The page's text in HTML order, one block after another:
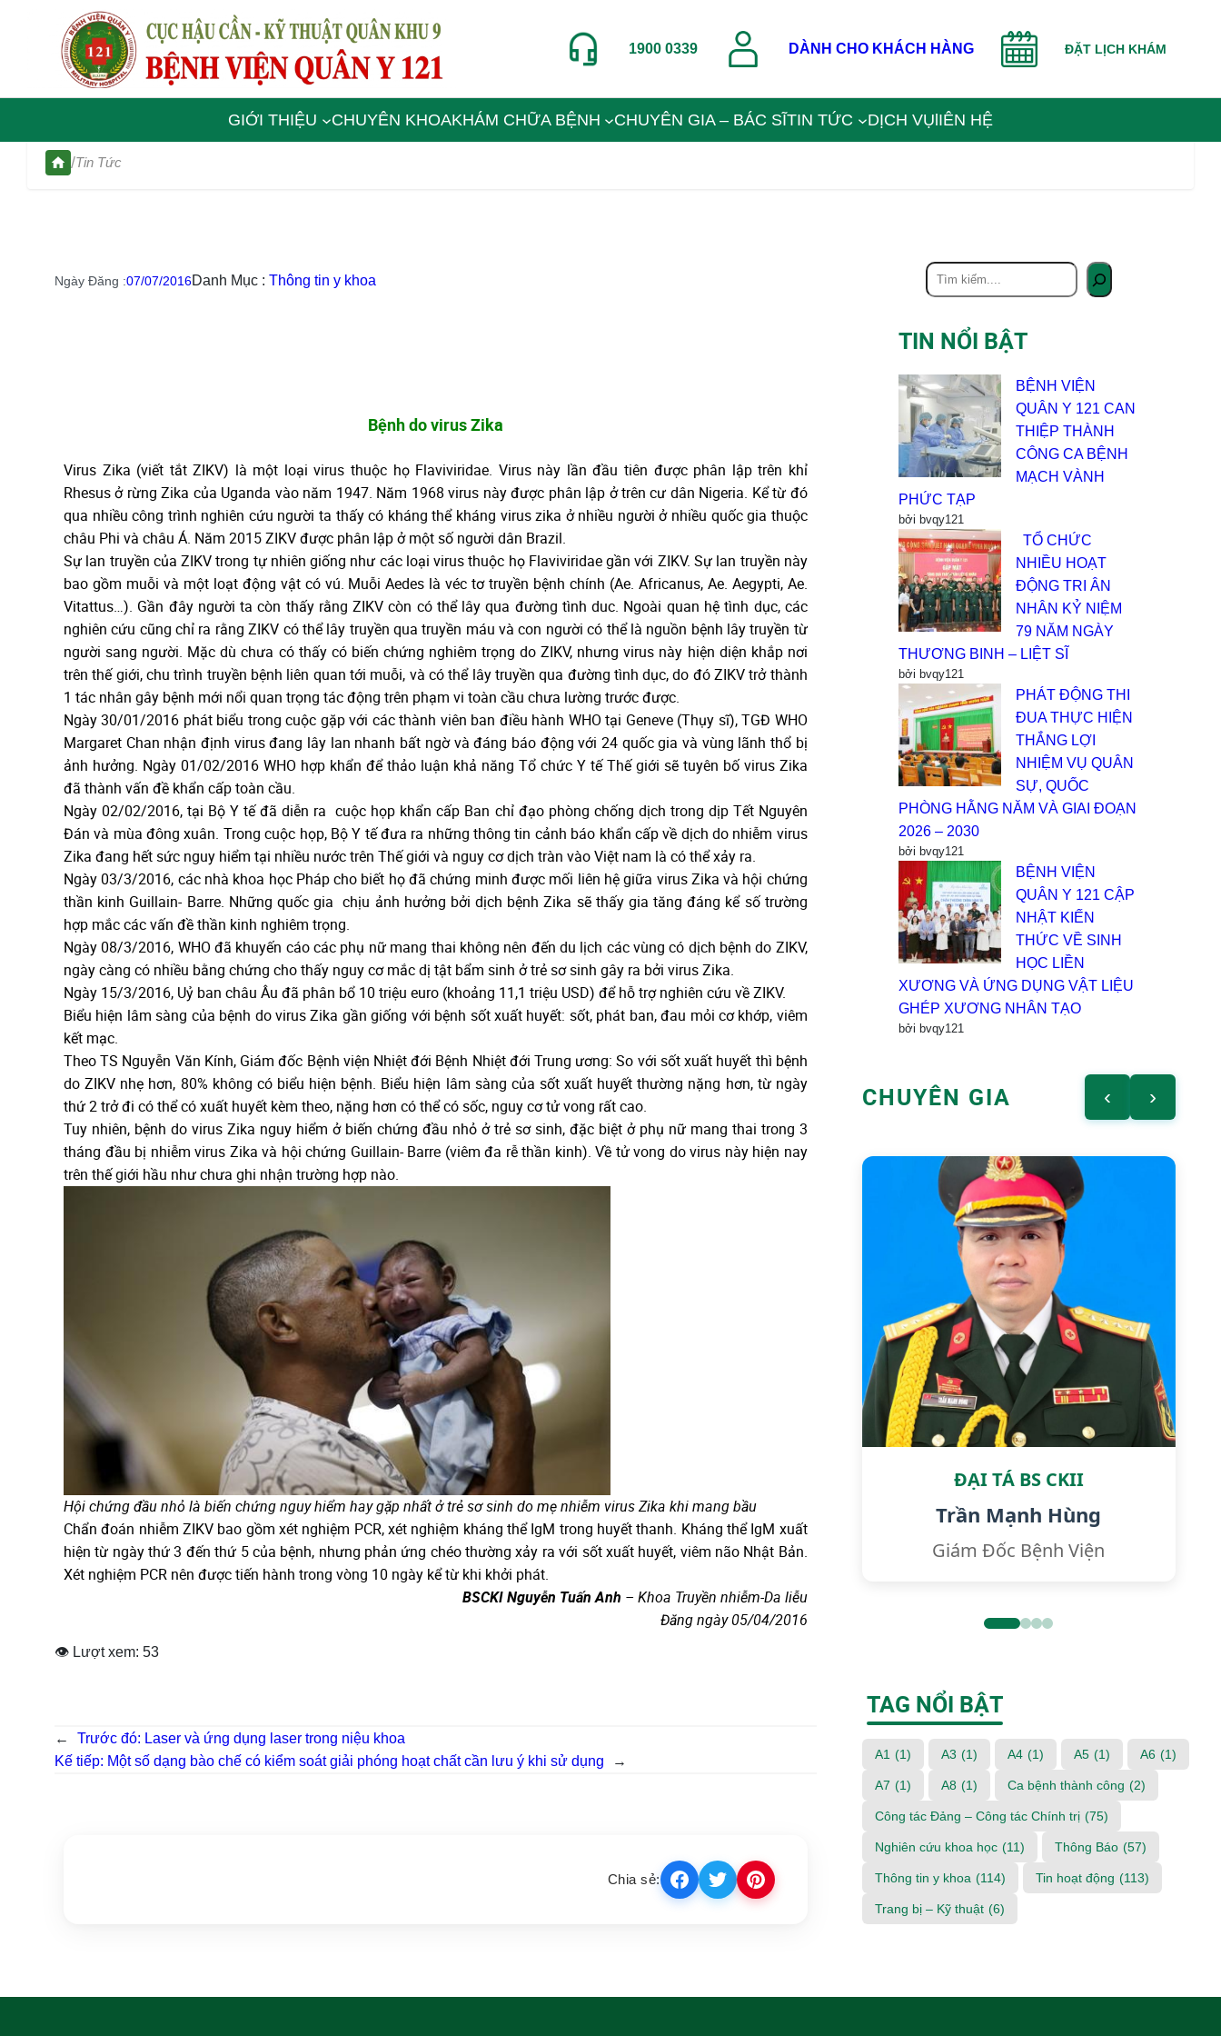
1900 0339 DÀNH CHO KHÁCH HÀNG ĐẶT LỊCH KHÁM
GIỚI THIỆU CHUYÊN KHOAKHÁM CHỮA BỆNH CHUYÊN GIA – BÁC SĨTIN TỨC DỊCH VỤ lIÊN HỆ
/Tin Tức
Ngày Đăng :07/07/2016Danh Mục : Thông tin y khoa
Bệnh do virus Zika
Virus Zika (viết tắt ZIKV) là một loại virus thuộc họ Flaviviridae. Virus này lần đầu tiên được phân lập trên khỉ
Rhesus ở rừng Zika của Uganda vào năm 1947. Năm 1968 virus này được phân lập ở trên cư dân Nigeria. Kể từ đó
qua nhiều công trình nghiên cứu người ta thấy có kháng thể kháng virus zika ở nhiều người ở nhiều quốc gia thuộc
châu Phi và châu Á. Năm 2015 ZIKV được phân lập ở một số người dân Brazil.
Sự lan truyền của ZIKV trong tự nhiên giống như các loại virus thuộc họ Flaviviridae gần với ZIKV. Sự lan truyền này
bao gồm muỗi và một loạt động vật có vú. Muỗi Aedes là véc tơ truyền bệnh chính (Ae. Africanus, Ae. Aegypti, Ae.
Vitattus…). Gần đây người ta còn thấy rằng ZIKV còn có thể lây qua đường tình duc. Ngoài quan hệ tình dục, các
nghiên cứu cũng chỉ ra rằng ZIKV có thể lây truyền qua truyền máu và con người có thể là nguồn bệnh lây truyền từ
người sang người. Mặc dù chưa có thấy có biến chứng nghiêm trọng do ZIKV, nhưng virus này hiện diện khắp nơi
trên thế giới, chu trình truyền bệnh liên quan tới muỗi, và có thể lây truyền qua đường tình dục, do đó ZIKV trở thành
1 tác nhân gây bệnh mới nổi quan trọng tác động trên phạm vi toàn cầu chưa lường trước được.
Ngày 30/01/2016 phát biểu trong cuộc gặp với các thành viên ban điều hành WHO tại Geneve (Thụy sĩ), TGĐ WHO
Margaret Chan nhận định virus đang lây lan nhanh bất ngờ và đáng báo động với 24 quốc gia và vùng lãnh thổ bị
ảnh hưởng. Ngày 01/02/2016 WHO hợp khẩn để thảo luận khả năng Tổ chức Y tế Thế giới sẽ tuyên bố virus Zika
đã thành vấn đề khẩn cấp toàn cầu.
Ngày 02/02/2016, tại Bộ Y tế đã diễn ra cuộc họp khẩn cấp Ban chỉ đạo phòng chống dịch trong dịp Tết Nguyên
Đán và mùa đông xuân. Trong cuộc họp, Bộ Y tế đưa ra những thông tin cảnh báo khẩn cấp về dịch do nhiễm virus
Zika đang hết sức nguy hiểm tại nhiều nước trên Thế giới và nguy cơ dịch tràn vào Việt nam là có thể xảy ra.
Ngày 03/3/2016, các nhà khoa học Pháp cho biết họ đã chứng minh được mối liên hệ giữa virus Zika và hội chứng
thần kinh Guillain- Barre. Những quốc gia chịu ảnh hưởng bởi dịch bệnh Zika sẽ thấy gia tăng đáng kể số trường
hợp mắc các vấn đề thần kinh nghiêm trọng.
Ngày 08/3/2016, WHO đã khuyến cáo các phụ nữ mang thai không nên đến du lịch các vùng có dịch bệnh do ZIKV,
ngày càng có nhiều bằng chứng cho thấy nguy cơ mắc dị tật bẩm sinh ở trẻ sơ sinh gây ra bởi virus Zika.
Ngày 15/3/2016, Uỷ ban châu Âu đã phân bổ 10 triệu euro (khoảng 11,1 triệu USD) để hỗ trợ nghiên cứu về ZIKV.
Biểu hiện lâm sàng của bệnh do virus Zika gần giống với bệnh sốt xuất huyết: sốt, phát ban, đau mỏi cơ khớp, viêm
kết mạc.
Theo TS Nguyễn Văn Kính, Giám đốc Bệnh viện Nhiệt đới Bệnh Nhiệt đới Trung ương: So với sốt xuất huyết thì bệnh
do ZIKV nhẹ hơn, 80% không có biểu hiện bệnh. Biểu hiện lâm sàng của sốt xuất huyết thường nặng hơn, từ ngày
thứ 2 trở đi có thể có xuất huyết kèm theo, nặng hơn có thể có sốc, nguy cơ tử vong rất cao.
Tuy nhiên, bệnh do virus Zika nguy hiểm ở biến chứng đầu nhỏ ở trẻ sơ sinh, đặc biệt ở phụ nữ mang thai trong 3
tháng đầu bị nhiễm virus Zika và hội chứng Guillain- Barre (viêm đa rễ thần kinh). Về tử vong do virus này hiện nay
trên thế giới hầu như chưa ghi nhận trường hợp nào.
Hội chứng đầu nhỏ là biến chứng nguy hiểm hay gặp nhất ở trẻ sơ sinh do mẹ nhiễm virus Zika khi mang bầu
Chẩn đoán nhiễm ZIKV bao gồm xét nghiệm PCR, xét nghiệm kháng thể IgM trong huyết thanh. Kháng thể IgM xuất
hiện từ ngày thứ 3 đến thứ 5 của bệnh, nhưng phản ứng chéo thường xảy ra với sốt xuất huyết, viêm não Nhật Bản.
Xét nghiệm PCR nên được tiến hành trong vòng 10 ngày kể từ khi khởi phát.
BSCKI Nguyễn Tuấn Anh – Khoa Truyền nhiễm-Da liễu
Đăng ngày 05/04/2016
👁 Lượt xem: 53
← Trước đó: Laser và ứng dụng laser trong niệu khoa
Kế tiếp: Một số dạng bào chế có kiểm soát giải phóng hoạt chất cần lưu ý khi sử dụng →
Chia sẻ:
TIN NỔI BẬT
BỆNH VIỆN
QUÂN Y 121 CAN
THIỆP THÀNH
CÔNG CA BỆNH
MẠCH VÀNH
PHỨC TẠP
bởi bvqy121
TỔ CHỨC
NHIỀU HOẠT
ĐỘNG TRI ÂN
NHÂN KỶ NIỆM
79 NĂM NGÀY
THƯƠNG BINH – LIỆT SĨ
bởi bvqy121
PHÁT ĐỘNG THI
ĐUA THỰC HIỆN
THẮNG LỢI
NHIỆM VỤ QUÂN
SỰ, QUỐC
PHÒNG HẰNG NĂM VÀ GIAI ĐOẠN
2026 – 2030
bởi bvqy121
BỆNH VIỆN
QUÂN Y 121 CẬP
NHẬT KIẾN
THỨC VỀ SINH
HỌC LIỀN
XƯƠNG VÀ ỨNG DỤNG VẬT LIỆU
GHÉP XƯƠNG NHÂN TẠO
bởi bvqy121
CHUYÊN GIA ‹ ›
ĐẠI TÁ BS CKII
Đăng Ngọc Thuyết
Phó Giám Đốc Nội
TAG NỔI BẬT
A1 (1) A3 (1) A4 (1) A5 (1) A6 (1)
A7 (1) A8 (1) Ca bệnh thành công (2)
Công tác Đảng – Công tác Chính trị (75)
Nghiên cứu khoa học (11) Thông Báo (57)
Thông tin y khoa (114) Tin hoạt động (113)
Trang bị – Kỹ thuật (6)